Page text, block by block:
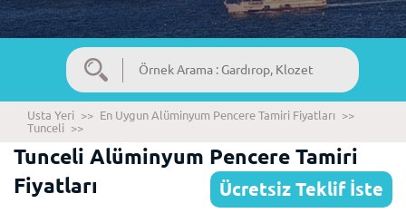
Usta Yeri >> En Uygun Alüminyum Pencere Tamiri Fiyatları
>>
Tunceli
>>
Tunceli Alüminyum Pencere Tamiri
Fiyatları
Ücretsiz Teklif İste